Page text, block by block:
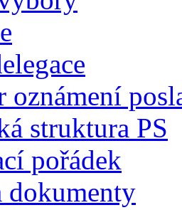
oznámení
struktura PS
pořádek
dokumenty